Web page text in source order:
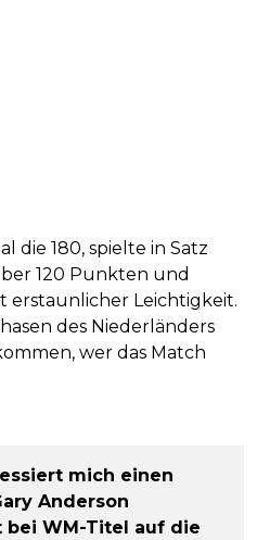
die 180, spielte in Satz
120 Punkten und
erstaunlicher Leichtigkeit.
des Niederländers
wer das Match
mich einen
Anderson
WM-Titel auf die